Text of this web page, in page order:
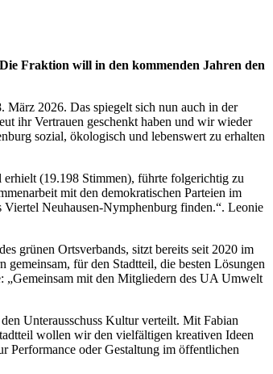
Fraktion will in den kommenden Jahren den
2026. Das spiegelt sich nun auch in der
ihr Vertrauen geschenkt haben und wir wieder
sozial, ökologisch und lebenswert zu erhalten
(19.198 Stimmen), führte folgerichtig zu
mit den demokratischen Parteien im
Neuhausen-Nymphenburg finden.“. Leonie
grünen Ortsverbands, sitzt bereits seit 2020 im
für den Stadtteil, die besten Lösungen
mit den Mitgliedern des UA Umwelt
Unterausschuss Kultur verteilt. Mit Fabian
wollen wir den vielfältigen kreativen Ideen
Performance oder Gestaltung im öffentlichen